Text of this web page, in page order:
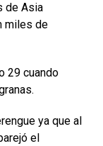
de Asia
miles de
29 cuando
ya que al
el